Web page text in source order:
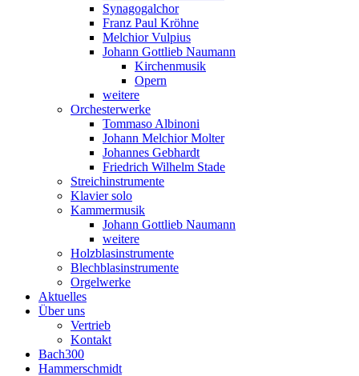
Synagogalchor
Franz Paul Kröhne
Melchior Vulpius
Johann Gottlieb Naumann
Kirchenmusik
Opern
weitere
Orchesterwerke
Tommaso Albinoni
Johann Melchior Molter
Johannes Gebhardt
Friedrich Wilhelm Stade
Streichinstrumente
Klavier solo
Kammermusik
Johann Gottlieb Naumann
weitere
Holzblasinstrumente
Blechblasinstrumente
Orgelwerke
Aktuelles
Über uns
Vertrieb
Kontakt
Bach300
Hammerschmidt